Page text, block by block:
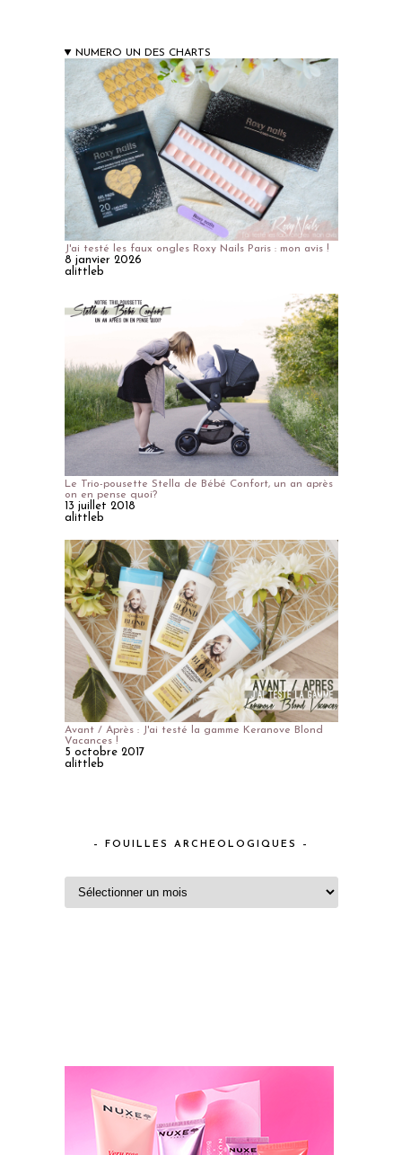
NUMERO UN DES CHARTS
J'ai testé les faux ongles Roxy Nails Paris : mon avis !
8 janvier 2026
alittleb
Le Trio-pousette Stella de Bébé Confort, un an après
on en pense quoi?
13 juillet 2018
alittleb
Avant / Après : J'ai testé la gamme Keranove Blond
Vacances !
5 octobre 2017
alittleb
– FOUILLES ARCHEOLOGIQUES –